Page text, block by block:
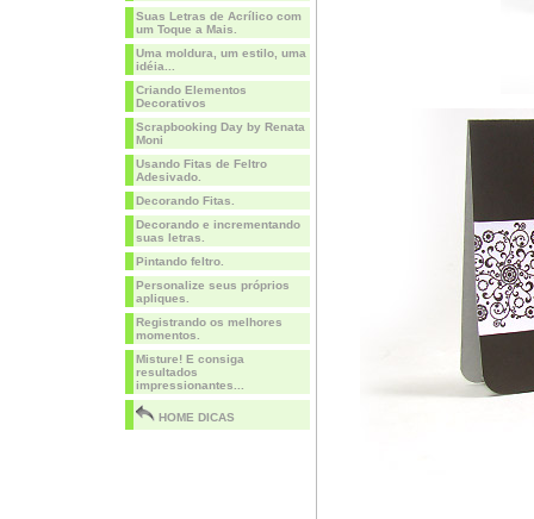
Suas Letras de Acrílico com
um Toque a Mais.
Uma moldura, um estilo, uma
idéia...
Criando Elementos
Decorativos
Scrapbooking Day by Renata
Moni
Usando Fitas de Feltro
Adesivado.
Decorando Fitas.
Decorando e incrementando
suas letras.
Pintando feltro.
Personalize seus próprios
apliques.
Registrando os melhores
momentos.
Misture! E consiga
resultados
impressionantes...
HOME DICAS